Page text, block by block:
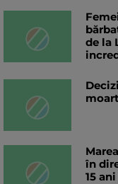
de la
în
15